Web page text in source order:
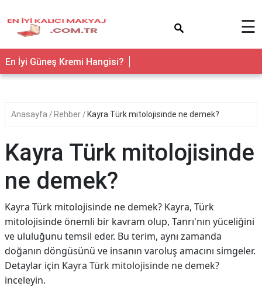
☰
En İyi Güneş Kremi Hangisi?
Anasayfa Rehber Kayra Türk mitolojisinde ne demek?
Kayra Türk mitolojisinde
ne demek?
Kayra Türk mitolojisinde ne demek? Kayra, Türk
mitolojisinde önemli bir kavram olup, Tanrı'nın yüceliğini
ve ululuğunu temsil eder. Bu terim, aynı zamanda
doğanın döngüsünü ve insanın varoluş amacını simgeler.
Detaylar için Kayra Türk mitolojisinde ne demek?
inceleyin.